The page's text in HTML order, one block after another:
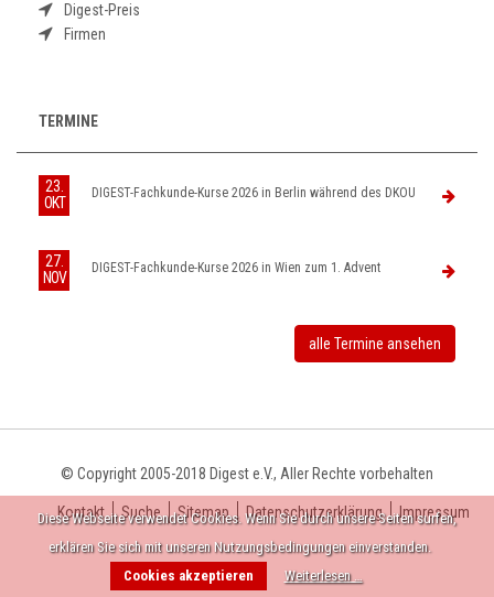
Digest-Preis
Firmen
TERMINE
23.
OKT
DIGEST-Fachkunde-Kurse 2026 in Berlin während des DKOU
27.
NOV
DIGEST-Fachkunde-Kurse 2026 in Wien zum 1. Advent
alle Termine ansehen
© Copyright 2005-2018 Digest e.V., Aller Rechte vorbehalten
Kontakt Suche Sitemap Datenschutzerklärung Impressum
Diese Webseite verwendet Cookies. Wenn Sie durch unsere Seiten surfen,
erklären Sie sich mit unseren Nutzungsbedingungen einverstanden.
Cookies akzeptieren
Weiterlesen …